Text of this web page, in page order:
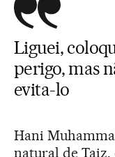
Liguei,
perigo, mas
evita-lo
Hani
natural de Taiz,